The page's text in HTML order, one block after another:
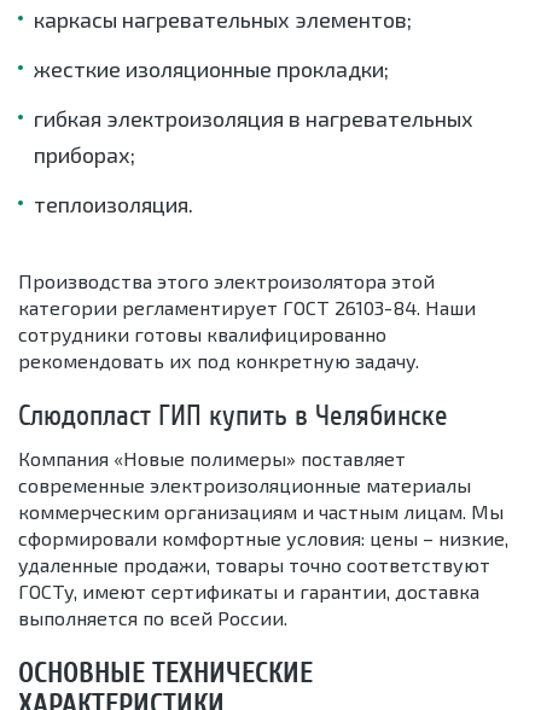
каркасы нагревательных элементов;
жесткие изоляционные прокладки;
гибкая электроизоляция в нагревательных
приборах;
теплоизоляция.
Производства этого электроизолятора этой
категории регламентирует ГОСТ 26103-84. Наши
сотрудники готовы квалифицированно
рекомендовать их под конкретную задачу.
Слюдопласт ГИП купить в Челябинске
Компания «Новые полимеры» поставляет
современные электроизоляционные материалы
коммерческим организациям и частным лицам. Мы
сформировали комфортные условия: цены – низкие,
удаленные продажи, товары точно соответствуют
ГОСТу, имеют сертификаты и гарантии, доставка
выполняется по всей России.
ОСНОВНЫЕ ТЕХНИЧЕСКИЕ